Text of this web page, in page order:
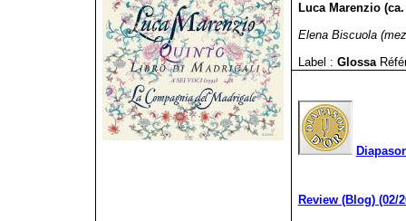
Luca Marenzio
Elena Biscuola
Label : Glossa
Review (Blog) (02/